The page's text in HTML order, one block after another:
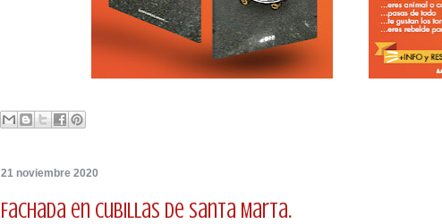
21 noviembre 2020
Fachada en Cubillas de Santa Marta.